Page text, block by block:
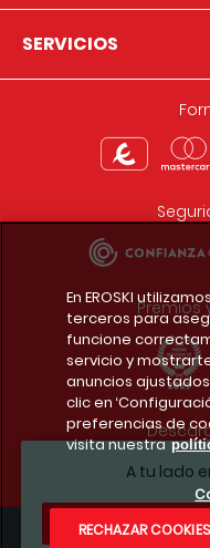
A tu lado
SERVICIOS
Premios
En EROSKI
terceros para
funcione
servicio y
anuncios
clic en
preferencias de
visita nuestra
RECHAZAR COOKIES